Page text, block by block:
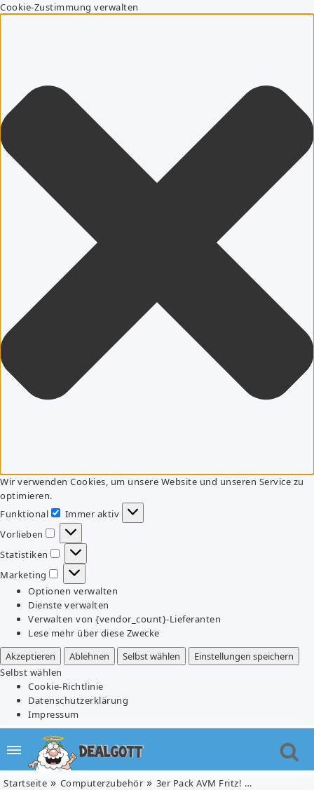
Cookie-Zustimmung verwalten
Wir verwenden Cookies, um unsere Website und unseren Service zu
optimieren.
Funktional
Funktional
Immer aktiv
Vorlieben
Vorlieben
Statistiken
Statistiken
Marketing
Marketing
Optionen verwalten
Dienste verwalten
Verwalten von {vendor_count}-Lieferanten
Lese mehr über diese Zwecke
Akzeptieren
Ablehnen Selbst wählen
Einstellungen speichern
Selbst wählen
Cookie-Richtlinie
Datenschutzerklärung
Impressum
Startseite Computerzubehör 3er Pack AVM Fritz! DECT 200 Funksteckdosen für 109,90€